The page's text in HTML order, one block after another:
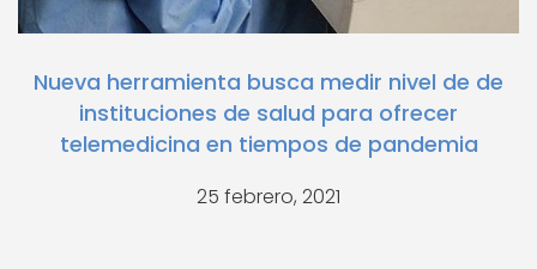
Nueva herramienta busca medir nivel de de
instituciones de salud para ofrecer
telemedicina en tiempos de pandemia
25 febrero, 2021